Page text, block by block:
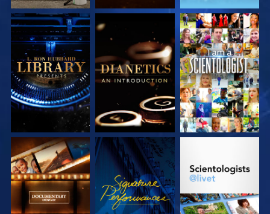
UTFORSKA
SERIEN
UTFORSKA
SERIEN
TITTA
UTFORSKA
SERIEN
TITTA
UTFORSKA